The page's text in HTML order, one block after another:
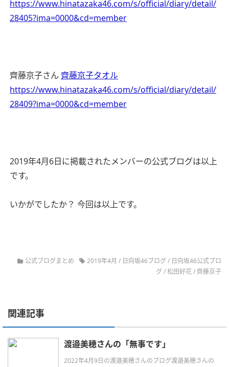
https://www.hinatazaka46.com/s/official/diary/detail/
28405?ima=0000&cd=member
齊藤京子さん 齊藤京子タオル
https://www.hinatazaka46.com/s/official/diary/detail/
28409?ima=0000&cd=member
2019年4月6日に掲載されたメンバーの公式ブログは以上
です。
いかがでしたか？ 今回は以上です。
公式ブログまとめ 2019年4月 / 日向坂46ブログ/ 日向坂46公式ブロ
グ/松田好花/齊藤京子
関連記事
渡邉美穂さんの「無事です」
2022年4月9日の渡邉美穂さんのブログ渡邉美穂さんの